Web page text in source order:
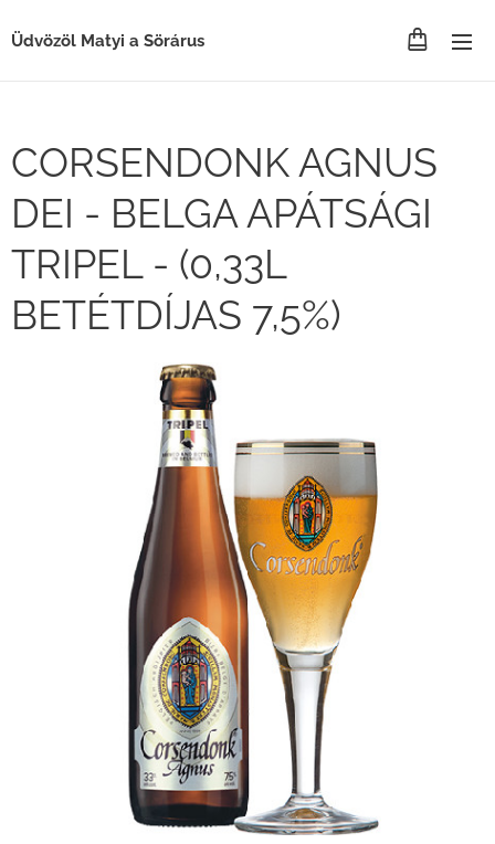
Üdvözöl Matyi a Sörárus
CORSENDONK AGNUS
DEI - BELGA APÁTSÁGI
TRIPEL - (0,33L
BETÉTDÍJAS 7,5%)